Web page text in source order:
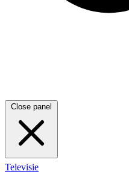
Close panel
Televisie